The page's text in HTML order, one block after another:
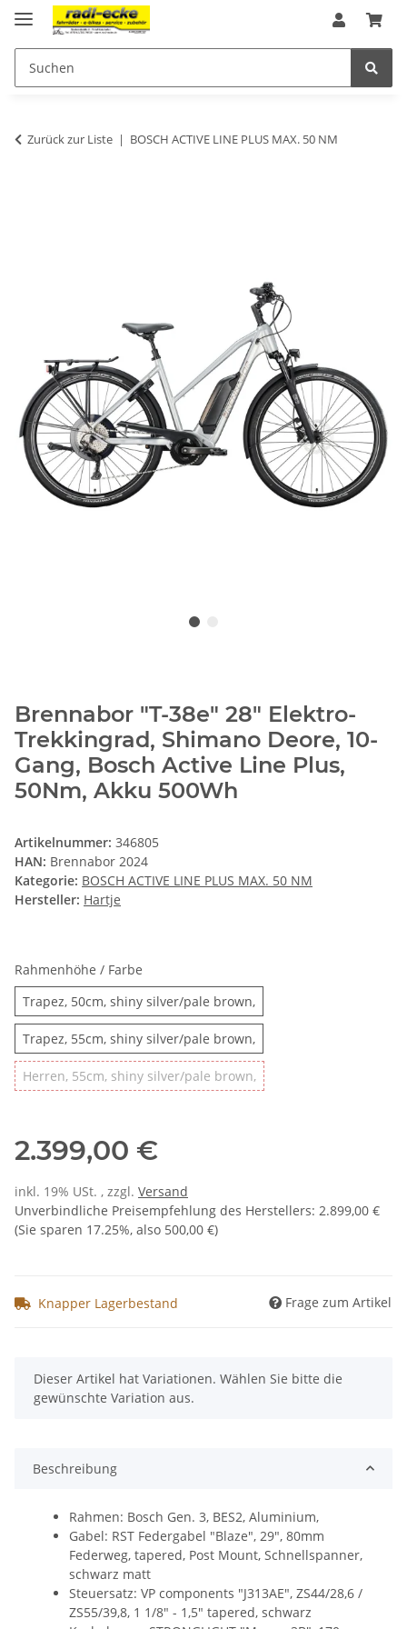
Zurück zur Liste BOSCH ACTIVE LINE PLUS MAX. 50 NM
Brennabor "T-38e" 28" Elektro-
Trekkingrad, Shimano Deore, 10-
Gang, Bosch Active Line Plus,
50Nm, Akku 500Wh
Artikelnummer: 346805
HAN: Brennabor 2024
Kategorie: BOSCH ACTIVE LINE PLUS MAX. 50 NM
Hersteller: Hartje
Rahmenhöhe / Farbe
Trapez, 50cm, shiny silver/pale brown,Trapez, 50cm, shiny
Trapez, 55cm, shiny silver/pale brown,Trapez, 55cm, shiny
Herren, 55cm, shiny silver/pale brown,Herren, 55cm, shiny
2.399,00 €
inkl. 19% USt. , zzgl. Versand
Unverbindliche Preisempfehlung des Herstellers: 2.899,00 €
(Sie sparen 17.25%, also 500,00 €)
Knapper Lagerbestand Frage zum Artikel
x
Dieser Artikel hat Variationen. Wählen Sie bitte die
gewünschte Variation aus.
Beschreibung
Rahmen: Bosch Gen. 3, BES2, Aluminium,
Gabel: RST Federgabel "Blaze", 29", 80mm
Federweg, tapered, Post Mount, Schnellspanner,
schwarz matt
Steuersatz: VP components "J313AE", ZS44/28,6 /
ZS55/39,8, 1 1/8" - 1,5" tapered, schwarz